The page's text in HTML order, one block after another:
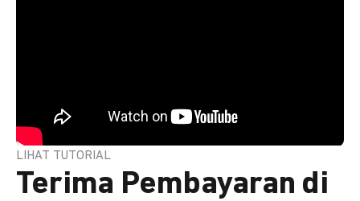
LIHAT TUTORIAL
Terima Pembayaran di